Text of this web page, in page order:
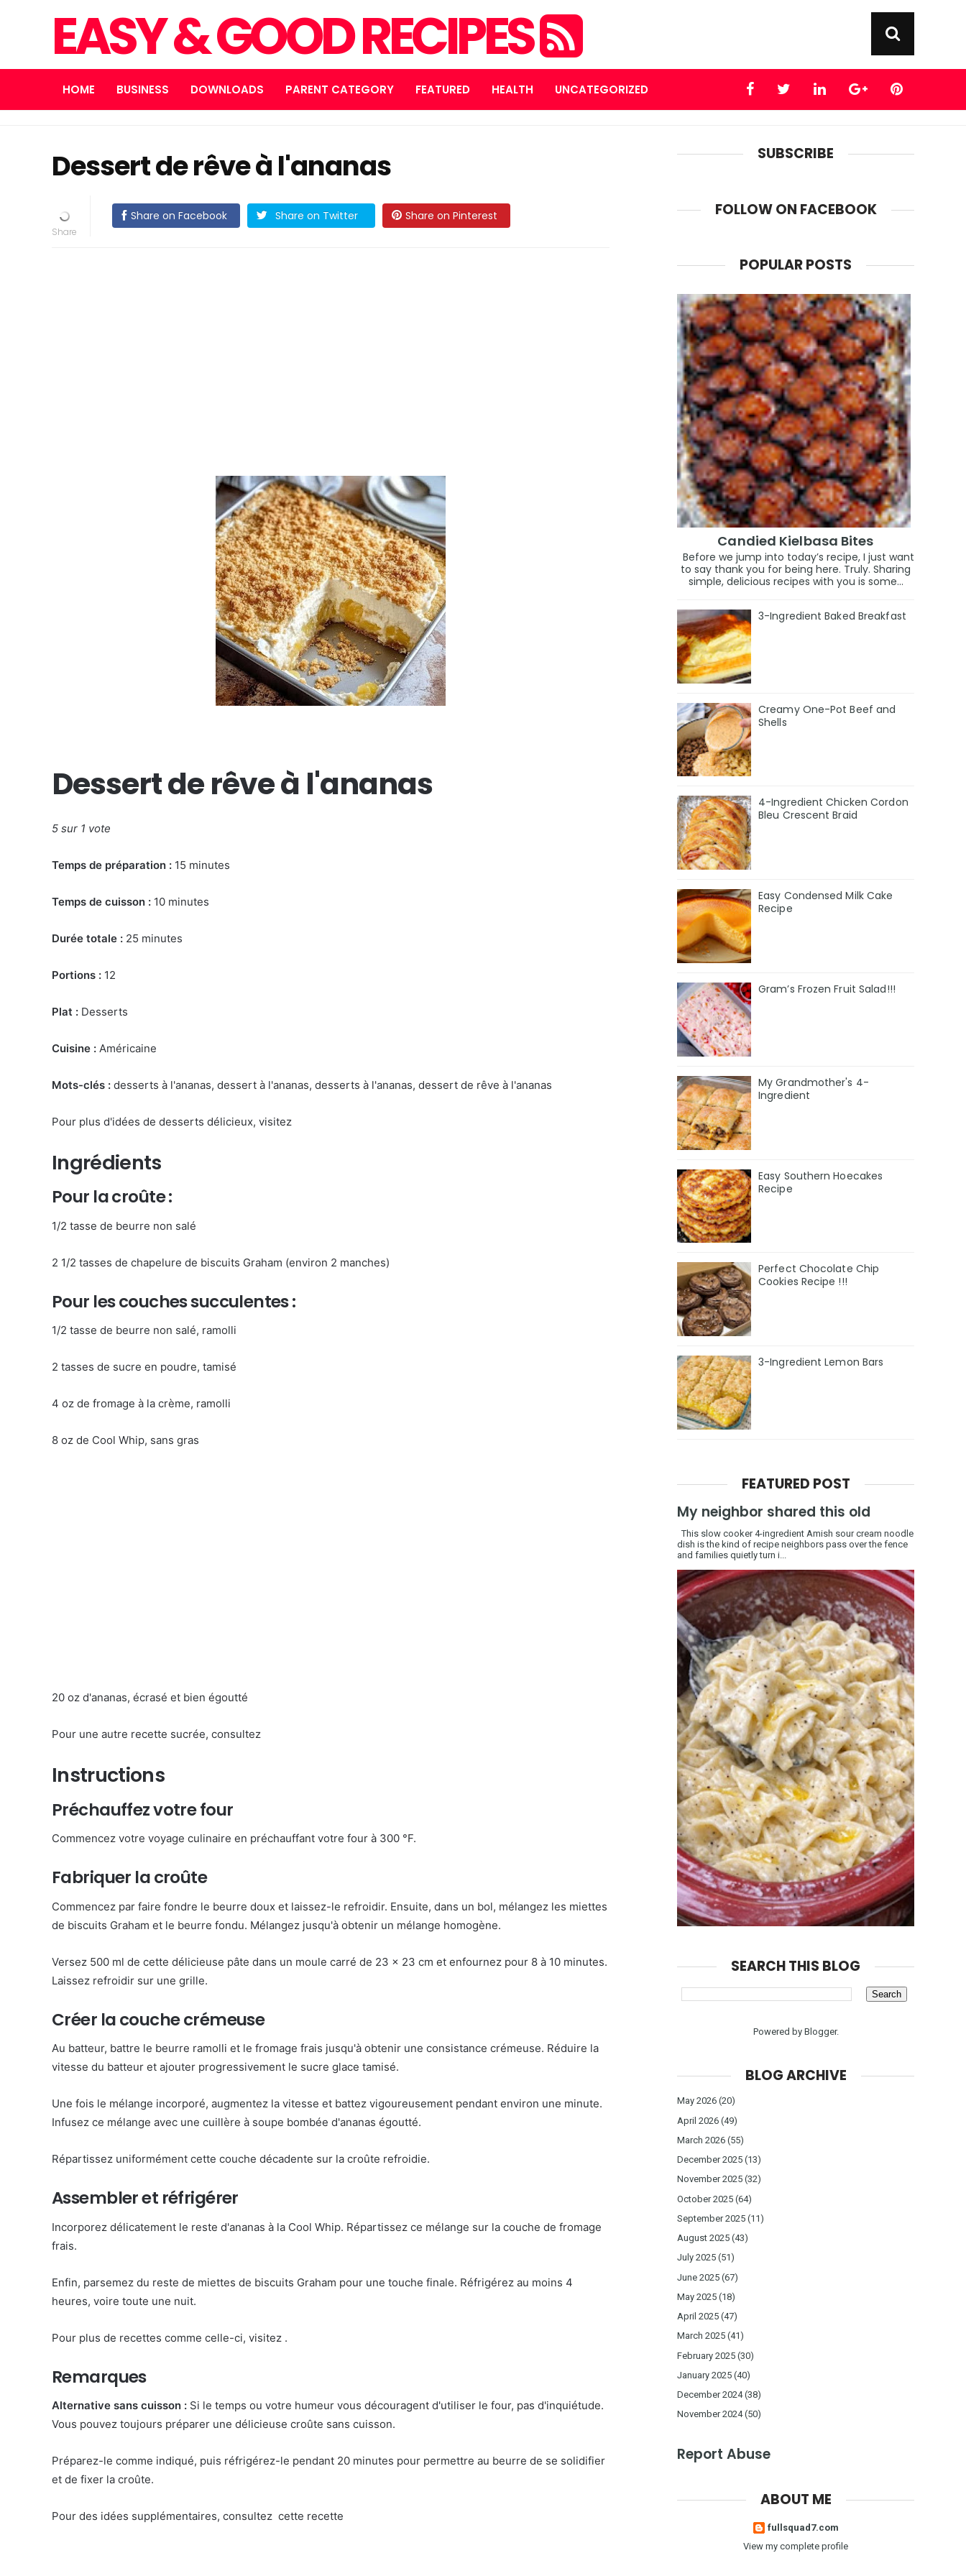
EASY & GOOD RECIPES
HOME BUSINESS DOWNLOADS PARENT CATEGORY FEATURED HEALTH UNCATEGORIZED
Dessert de rêve à l'ananas
Share on Facebook Share on Twitter Share on Pinterest
Dessert de rêve à l'ananas
5 sur 1 vote
Temps de préparation : 15 minutes
Temps de cuisson : 10 minutes
Durée totale : 25 minutes
Portions : 12
Plat : Desserts
Cuisine : Américaine
Mots-clés : desserts à l'ananas, dessert à l'ananas, desserts à l'ananas, dessert de rêve à l'ananas
Pour plus d'idées de desserts délicieux, visitez
Ingrédients
Pour la croûte :
1/2 tasse de beurre non salé
2 1/2 tasses de chapelure de biscuits Graham (environ 2 manches)
Pour les couches succulentes :
1/2 tasse de beurre non salé, ramolli
2 tasses de sucre en poudre, tamisé
4 oz de fromage à la crème, ramolli
8 oz de Cool Whip, sans gras
20 oz d'ananas, écrasé et bien égoutté
Pour une autre recette sucrée, consultez
Instructions
Préchauffez votre four
Commencez votre voyage culinaire en préchauffant votre four à 300 °F.
Fabriquer la croûte
Commencez par faire fondre le beurre doux et laissez-le refroidir. Ensuite, dans un bol, mélangez les miettes
de biscuits Graham et le beurre fondu. Mélangez jusqu'à obtenir un mélange homogène.
Versez 500 ml de cette délicieuse pâte dans un moule carré de 23 x 23 cm et enfournez pour 8 à 10 minutes.
Laissez refroidir sur une grille.
Créer la couche crémeuse
Au batteur, battre le beurre ramolli et le fromage frais jusqu'à obtenir une consistance crémeuse. Réduire la
vitesse du batteur et ajouter progressivement le sucre glace tamisé.
Une fois le mélange incorporé, augmentez la vitesse et battez vigoureusement pendant environ une minute.
Infusez ce mélange avec une cuillère à soupe bombée d'ananas égoutté.
Répartissez uniformément cette couche décadente sur la croûte refroidie.
Assembler et réfrigérer
Incorporez délicatement le reste d'ananas à la Cool Whip. Répartissez ce mélange sur la couche de fromage
frais.
Enfin, parsemez du reste de miettes de biscuits Graham pour une touche finale. Réfrigérez au moins 4
heures, voire toute une nuit.
Pour plus de recettes comme celle-ci, visitez .
Remarques
Alternative sans cuisson : Si le temps ou votre humeur vous découragent d'utiliser le four, pas d'inquiétude.
Vous pouvez toujours préparer une délicieuse croûte sans cuisson.
Préparez-le comme indiqué, puis réfrigérez-le pendant 20 minutes pour permettre au beurre de se solidifier
et de fixer la croûte.
Pour des idées supplémentaires, consultez cette recette
SUBSCRIBE
FOLLOW ON FACEBOOK
POPULAR POSTS
Candied Kielbasa Bites
Before we jump into today’s recipe, I just want
to say thank you for being here. Truly. Sharing
simple, delicious recipes with you is some...
3-Ingredient Baked Breakfast
Creamy One-Pot Beef and
Shells
4-Ingredient Chicken Cordon
Bleu Crescent Braid
Easy Condensed Milk Cake
Recipe
Gram’s Frozen Fruit Salad!!!
My Grandmother's 4-
Ingredient
Easy Southern Hoecakes
Recipe
Perfect Chocolate Chip
Cookies Recipe !!!
3-Ingredient Lemon Bars
FEATURED POST
My neighbor shared this old
This slow cooker 4-ingredient Amish sour cream noodle
dish is the kind of recipe neighbors pass over the fence
and families quietly turn i...
SEARCH THIS BLOG
Powered by Blogger.
BLOG ARCHIVE
May 2026 (20)
April 2026 (49)
March 2026 (55)
December 2025 (13)
November 2025 (32)
October 2025 (64)
September 2025 (11)
August 2025 (43)
July 2025 (51)
June 2025 (67)
May 2025 (18)
April 2025 (47)
March 2025 (41)
February 2025 (30)
January 2025 (40)
December 2024(38)
November 2024(50)
Report Abuse
ABOUT ME
fullsquad7.com
View my complete profile